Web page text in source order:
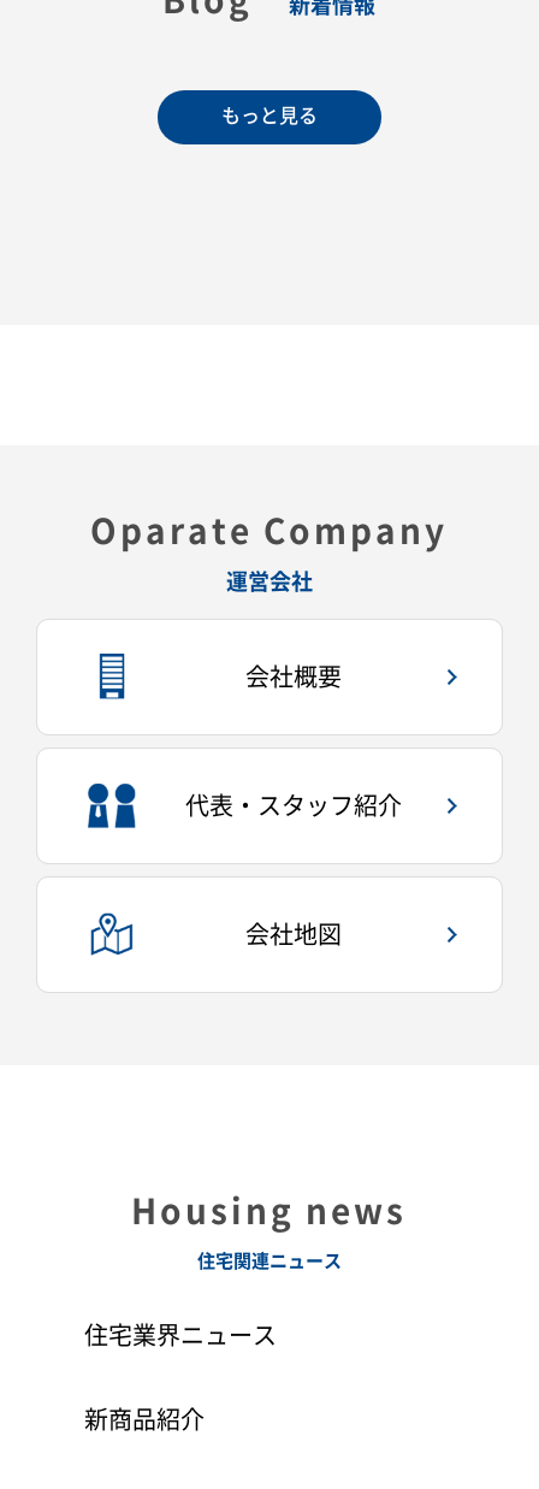
新着情報
もっと見る
Oparate Company
運営会社
会社概要
代表・スタッフ紹介
会社地図
Housing news
住宅関連ニュース
住宅業界ニュース
新商品紹介